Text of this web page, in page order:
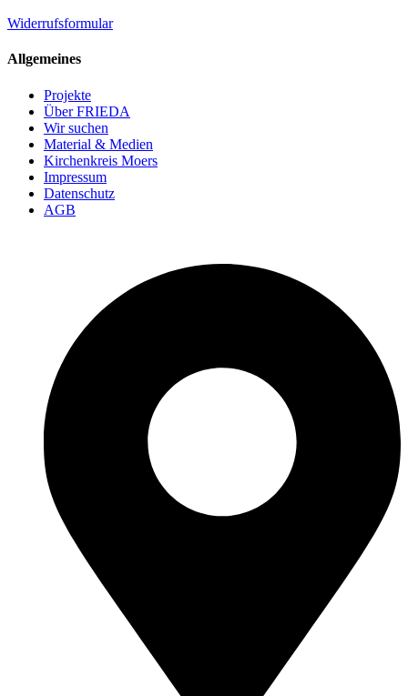
Widerrufsformular
Allgemeines
Projekte
Über FRIEDA
Wir suchen
Material & Medien
Kirchenkreis Moers
Impressum
Datenschutz
AGB